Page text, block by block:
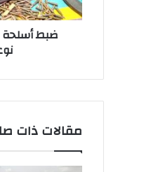
ضبط أسلحة
مقالات ذات